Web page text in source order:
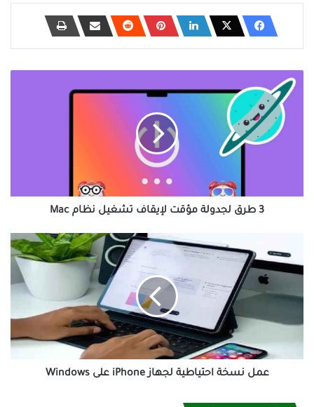
طرق
لجدولة
مؤقت
لإيقاف
3 طرق لجدولة مؤقت لإيقاف تشغيل نظام Mac
نسخة
احتياطية
iPhone
Windows
عمل نسخة احتياطية لجهاز iPhone على Windows